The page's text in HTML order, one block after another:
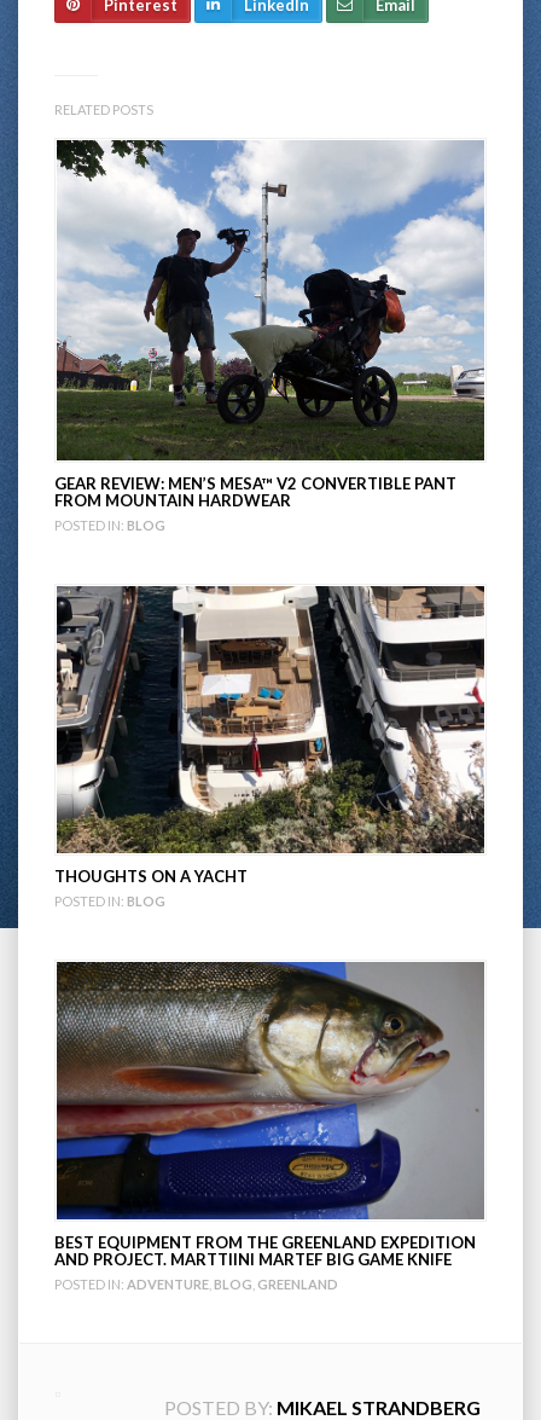
Pinterest LinkedIn Email
RELATED POSTS
GEAR REVIEW: MEN’S MESA™ V2 CONVERTIBLE PANT
FROM MOUNTAIN HARDWEAR
POSTED IN: BLOG
THOUGHTS ON A YACHT
POSTED IN: BLOG
BEST EQUIPMENT FROM THE GREENLAND EXPEDITION
AND PROJECT. MARTTIINI MARTEF BIG GAME KNIFE
POSTED IN: ADVENTURE BLOG GREENLAND
POSTED BY: MIKAEL STRANDBERG